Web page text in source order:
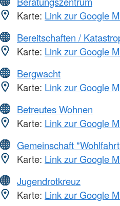
Karte: Link zur Google
Bereitschaften /
Karte: Link zur Google
Bergwacht
Karte: Link zur Google
Betreutes Wohnen
Karte: Link zur Google
Gemeinschaft
Karte: Link zur Google
Jugendrotkreuz
Karte: Link zur Google